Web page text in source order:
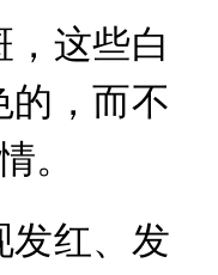
这些白
的，而不
。
红、发